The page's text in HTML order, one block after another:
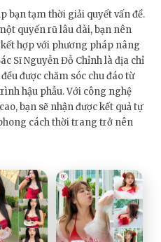
bạn tạm thời giải quyết vấn đề.
quyến rũ lâu dài, bạn nên
hợp với phương pháp nâng
Sĩ Nguyễn Đỗ Chỉnh là địa chỉ
được chăm sóc chu đáo từ
hậu phẫu. Với công nghệ
bạn sẽ nhận được kết quả tự
cách thời trang trở nên